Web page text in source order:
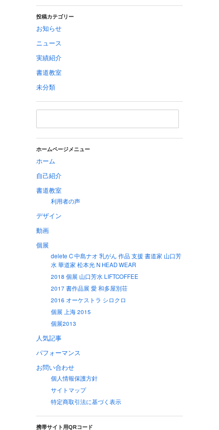
投稿カテゴリー
お知らせ
ニュース
実績紹介
書道教室
未分類
ホームページメニュー
ホーム
自己紹介
書道教室
利用者の声
デザイン
動画
個展
delete C 中島ナオ 乳がん 作品 支援 書道家 山口芳
水 華道家 松本光 N HEAD WEAR
2018 個展 山口芳水 LIFTCOFFEE
2017 書作品展 愛 和多屋別荘
2016 オーケストラ シロクロ
個展 上海 2015
個展2013
人気記事
パフォーマンス
お問い合わせ
個人情報保護方針
サイトマップ
特定商取引法に基づく表示
携帯サイト用QRコード